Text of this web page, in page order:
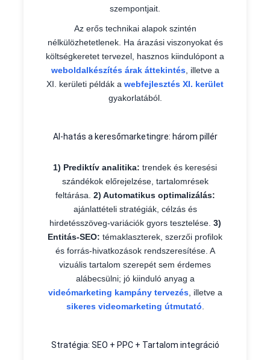
szempontjait.
Az erős technikai alapok szintén
nélkülözhetetlenek. Ha árazási viszonyokat és
költségkeretet tervezel, hasznos kiindulópont a
weboldalkészítés árak áttekintés, illetve a
XI. kerületi példák a webfejlesztés XI. kerület
gyakorlatából.
AI-hatás a keresőmarketingre: három pillér
1) Prediktív analitika: trendek és keresési
szándékok előrejelzése, tartalomrések
feltárása. 2) Automatikus optimalizálás:
ajánlattételi stratégiák, célzás és
hirdetésszöveg-variációk gyors tesztelése. 3)
Entitás-SEO: témaklaszterek, szerzői profilok
és forrás-hivatkozások rendszeresítése. A
vizuális tartalom szerepét sem érdemes
alábecsülni; jó kiinduló anyag a
videómarketing kampány tervezés, illetve a
sikeres videomarketing útmutató
Stratégia: SEO + PPC + Tartalom integráció